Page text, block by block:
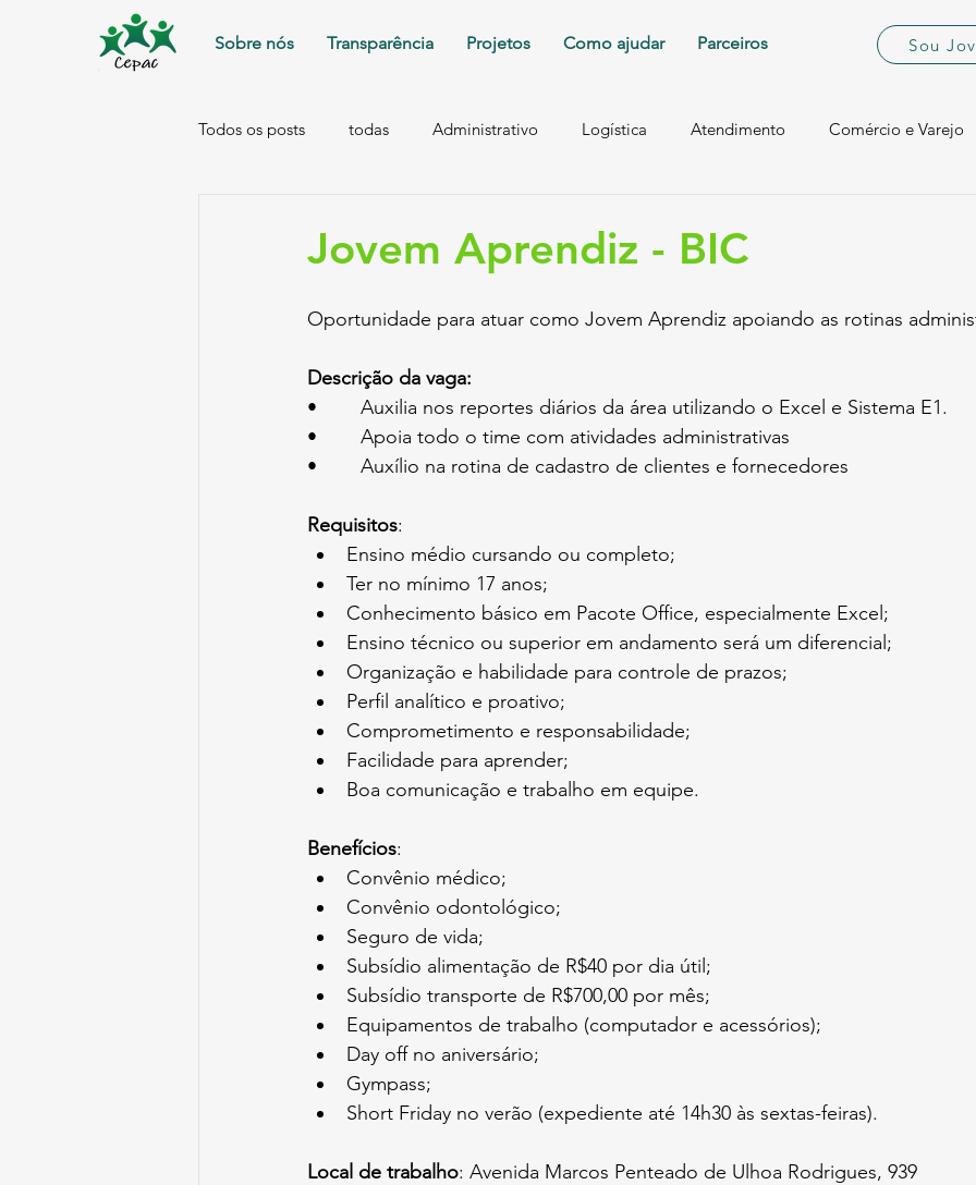
Sobre nós Transparência Projetos Como ajudar Parceiros Sou
Todos os posts todas Administrativo Logística Atendimento Comércio e Varejo
Jovem Aprendiz - BIC
Oportunidade para atuar como Jovem Aprendiz apoiando as rotinas
Descrição da vaga:
•        Auxilia nos reportes diários da área utilizando o Excel e Sistema E1.
•        Apoia todo o time com atividades administrativas
•        Auxílio na rotina de cadastro de clientes e fornecedores
Requisitos:
Ensino médio cursando ou completo;
Ter no mínimo 17 anos;
Conhecimento básico em Pacote Office, especialmente Excel;
Ensino técnico ou superior em andamento será um diferencial;
Organização e habilidade para controle de prazos;
Perfil analítico e proativo;
Comprometimento e responsabilidade;
Facilidade para aprender;
Boa comunicação e trabalho em equipe.
Benefícios:
Convênio médico;
Convênio odontológico;
Seguro de vida;
Subsídio alimentação de R$40 por dia útil;
Subsídio transporte de R$700,00 por mês;
Equipamentos de trabalho (computador e acessórios);
Day off no aniversário;
Gympass;
Short Friday no verão (expediente até 14h30 às sextas-feiras).
Local de trabalho: Avenida Marcos Penteado de Ulhoa Rodrigues, 939